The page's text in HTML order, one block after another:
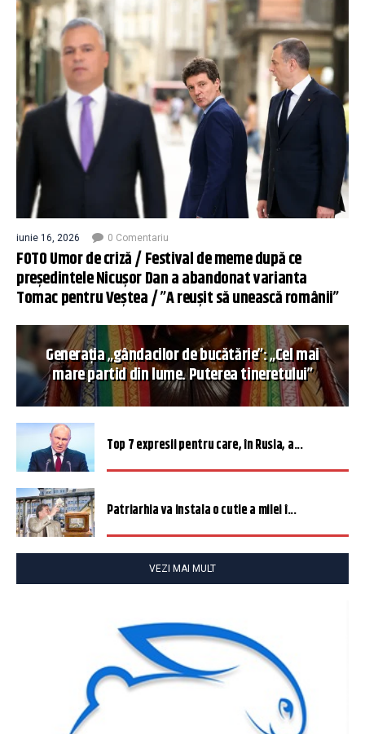
iunie 16, 2026 0 Comentariu
FOTO Umor de criză / Festival de meme după ce
președintele Nicușor Dan a abandonat varianta
Tomac pentru Veștea / ”A reușit să unească românii”
Generația „gândacilor de bucătărie”: „Cel mai
mare partid din lume. Puterea tineretului”
Top 7 expresii pentru care, în Rusia, a...
Patriarhia va instala o cutie a milei î...
VEZI MAI MULT